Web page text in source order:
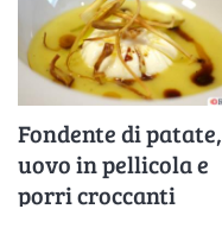
Fondente di patate,
uovo in pellicola e
porri croccanti